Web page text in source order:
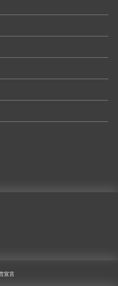
宣言